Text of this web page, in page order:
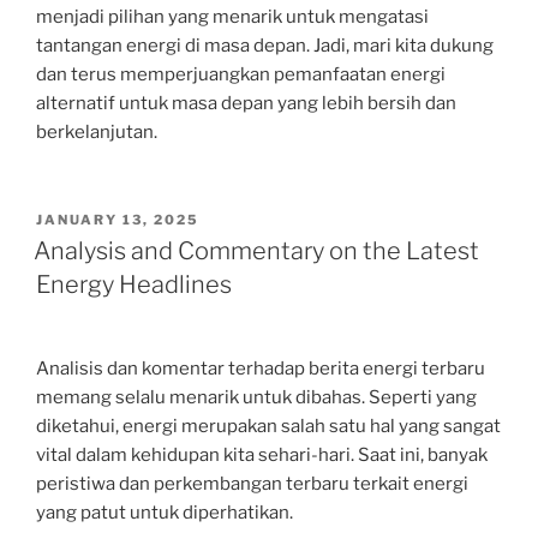
menjadi pilihan yang menarik untuk mengatasi
tantangan energi di masa depan. Jadi, mari kita dukung
dan terus memperjuangkan pemanfaatan energi
alternatif untuk masa depan yang lebih bersih dan
berkelanjutan.
POSTED
ON
JANUARY 13, 2025
Analysis and Commentary on the Latest
Energy Headlines
Analisis dan komentar terhadap berita energi terbaru
memang selalu menarik untuk dibahas. Seperti yang
diketahui, energi merupakan salah satu hal yang sangat
vital dalam kehidupan kita sehari-hari. Saat ini, banyak
peristiwa dan perkembangan terbaru terkait energi
yang patut untuk diperhatikan.